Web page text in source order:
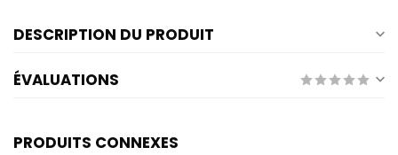
DESCRIPTION DU PRODUIT
ÉVALUATIONS
PRODUITS CONNEXES